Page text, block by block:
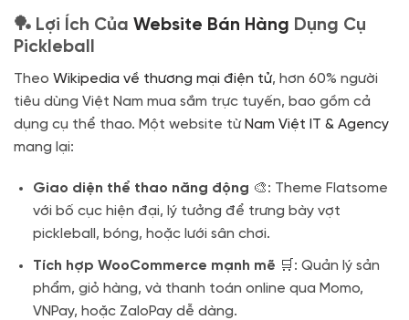
🏓 Lợi Ích Của Website Bán Hàng Dụng Cụ
Pickleball
Theo Wikipedia về thương mại điện tử, hơn 60% người
tiêu dùng Việt Nam mua sắm trực tuyến, bao gồm cả
dụng cụ thể thao. Một website từ Nam Việt IT & Agency
mang lại:
Giao diện thể thao năng động 🎨: Theme Flatsome
với bố cục hiện đại, lý tưởng để trưng bày vợt
pickleball, bóng, hoặc lưới sân chơi.
Tích hợp WooCommerce mạnh mẽ 🛒: Quản lý sản
phẩm, giỏ hàng, và thanh toán online qua Momo,
VNPay, hoặc ZaloPay dễ dàng.